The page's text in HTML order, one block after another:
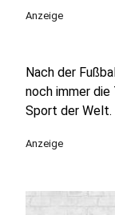
Anzeige
Nach der
noch immer
Sport der Welt.
Anzeige